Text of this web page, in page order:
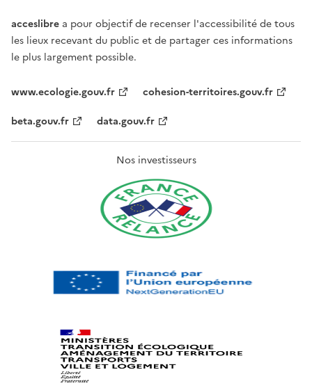
acceslibre a pour objectif de recenser l'accessibilité de tous
les lieux recevant du public et de partager ces informations
le plus largement possible.
www.ecologie.gouv.fr
cohesion-territoires.gouv.fr
beta.gouv.fr
data.gouv.fr
Nos investisseurs